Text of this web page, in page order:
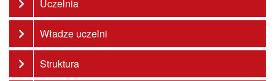
Uczelnia
Władze uczelni
Struktura